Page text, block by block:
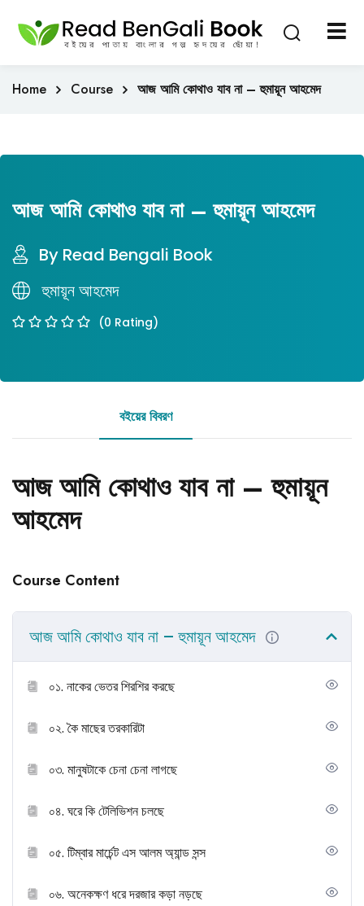
Home Course আজ আমি কোথাও যাব না – হুমায়ূন আহমেদ
আজ আমি কোথাও যাব না – হুমায়ূন আহমেদ
By Read Bengali Book
হুমায়ূন আহমেদ
(0 Rating)
বইয়ের বিবরণ
আজ আমি কোথাও যাব না – হুমায়ূন
আহমেদ
Course Content
আজ আমি কোথাও যাব না – হুমায়ূন আহমেদ
০১. নাকের ভেতর শিরশির করছে
০২. কৈ মাছের তরকারিটা
০৩. মানুষটাকে চেনা চেনা লাগছে
০৪. ঘরে কি টেলিভিশন চলছে
০৫. টিম্বার মার্চেন্ট এস আলম অ্যান্ড সন্স
০৬. অনেকক্ষণ ধরে দরজার কড়া নড়ছে
Sign in Sign up
Sign in
Remember me